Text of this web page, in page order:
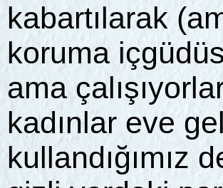
kabartılarak
koruma
ama
kadınlar eve
kullandığımız